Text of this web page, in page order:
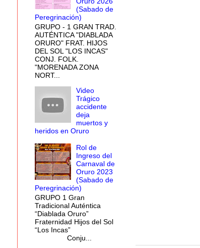
(Sabado de
Peregrinación)
GRUPO - 1 GRAN TRAD.
AUTÉNTICA "DIABLADA
ORURO" FRAT. HIJOS
DEL SOL "LOS INCAS"
CONJ. FOLK.
"MORENADA ZONA
NORT...
Video
Trágico
accidente
deja
muertos y
heridos en Oruro
Rol de
Ingreso del
Carnaval de
Oruro 2023
(Sabado de
Peregrinación)
GRUPO 1 Gran
Tradicional Auténtica
“Diablada Oruro”
Fraternidad Hijos del Sol
“Los Incas”
Conju...